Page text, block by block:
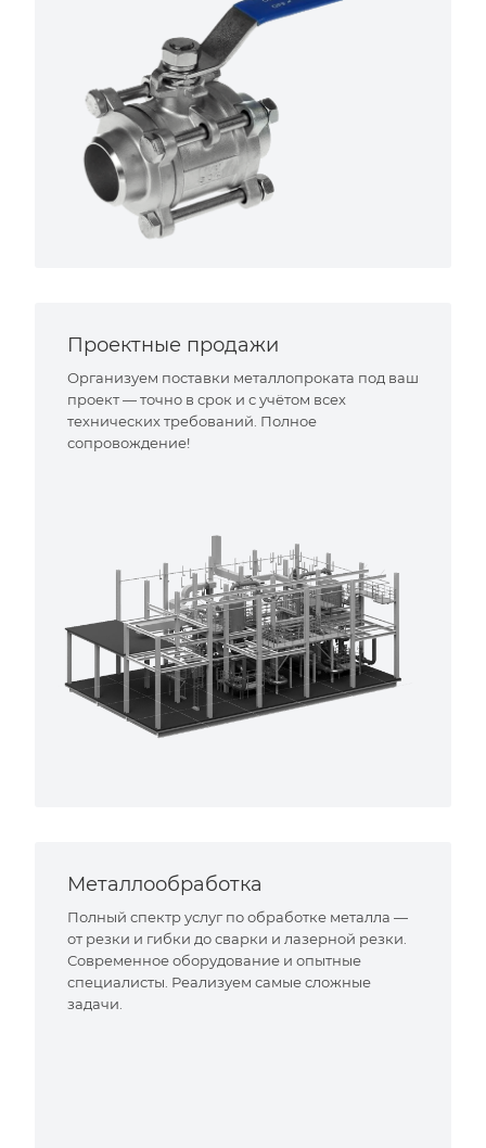
Проектные продажи
Организуем поставки металлопроката под ваш
проект — точно в срок и с учётом всех
технических требований. Полное
сопровождение!
Металлообработка
Полный спектр услуг по обработке металла —
от резки и гибки до сварки и лазерной резки.
Современное оборудование и опытные
специалисты. Реализуем самые сложные
задачи.